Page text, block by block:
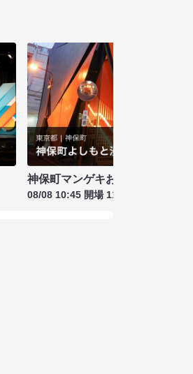
神保町マンゲキお笑いライブ お
08/08 10:45 開場 11:00 開演